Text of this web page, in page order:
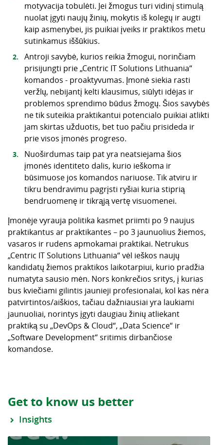
motyvacija tobulėti. Jei žmogus turi vidinį stimulą
nuolat įgyti naujų žinių, mokytis iš kolegų ir augti
kaip asmenybei, jis puikiai įveiks ir praktikos metu
sutinkamus iššūkius.
Antroji savybė, kurios reikia žmogui, norinčiam
prisijungti prie „Centric IT Solutions Lithuania“
komandos - proaktyvumas. Įmonė siekia rasti
veržlų, nebijantį kelti klausimus, siūlyti idėjas ir
problemos sprendimo būdus žmogų. Šios savybės
ne tik suteikia praktikantui potencialo puikiai atlikti
jam skirtas užduotis, bet tuo pačiu prisideda ir
prie visos įmonės progreso.
Nuoširdumas taip pat yra neatsiejama šios
įmonės identiteto dalis, kurio ieškoma ir
būsimuose jos komandos nariuose. Tik atviru ir
tikru bendravimu pagrįsti ryšiai kuria stiprią
bendruomenę ir tikrąją vertę visuomenei.
Įmonėje vyrauja politika kasmet priimti po 9 naujus
praktikantus ar praktikantes – po 3 jaunuolius žiemos,
vasaros ir rudens apmokamai praktikai. Netrukus
„Centric IT Solutions Lithuania“ vėl ieškos naujų
kandidatų žiemos praktikos laikotarpiui, kurio pradžia
numatyta sausio mėn. Nors konkrečios sritys, į kurias
bus kviečiami gilintis jaunieji profesionalai, kol kas nėra
patvirtintos/aiškios, tačiau dažniausiai yra laukiami
jaunuoliai, norintys įgyti daugiau žinių atliekant
praktiką su „DevOps & Cloud“, „Data Science“ ir
„Software Development“ sritimis dirbančiose
komandose.
Get to know us better
Insights